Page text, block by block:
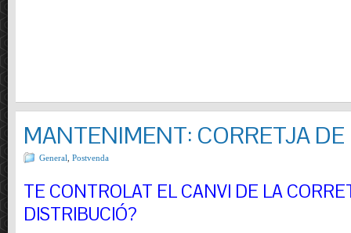
MANTENIMENT: CORRETJA
General Postvenda
TE CONTROLAT EL CANVI DE LA
DISTRIBUCIÓ?